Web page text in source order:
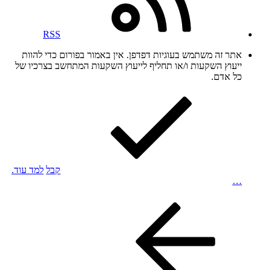
RSS
אתר זה משתמש בעוגיות דפדפן. אין באמור בפורום כדי להוות
ייעוץ השקעות ו/או תחליף לייעוץ השקעות המתחשב בצרכיו של
כל אדם.
קבל למד עוד.
…